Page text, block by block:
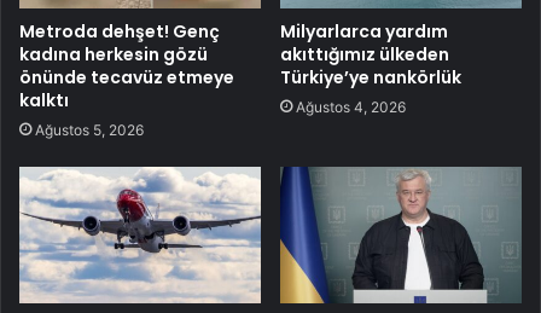
Metroda dehşet! Genç
kadına herkesin gözü
önünde tecavüz etmeye
kalktı
Ağustos 5, 2026
Milyarlarca yardım
akıttığımız ülkeden
Türkiye’ye nankörlük
Ağustos 4, 2026